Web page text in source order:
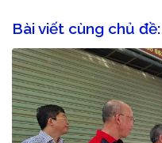
Bài viết cùng chủ đề: